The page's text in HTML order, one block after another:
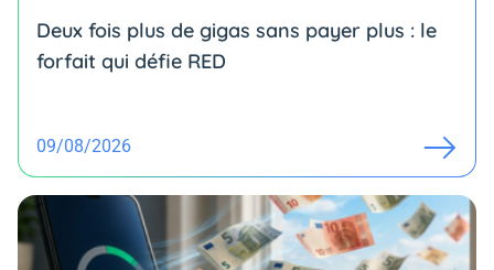
Deux fois plus de gigas sans payer plus : le
forfait qui défie RED
09/08/2026